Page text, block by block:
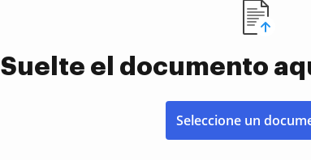
Suelte el documento
Seleccione un